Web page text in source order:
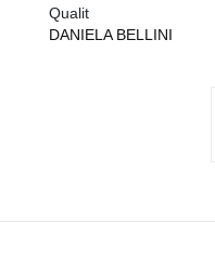
Qualit
DANIELA BELLINI